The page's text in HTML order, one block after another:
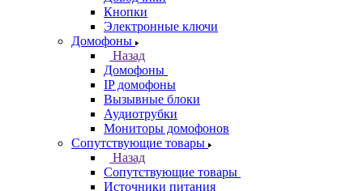
Кнопки
Электронные ключи
Домофоны
Назад
Домофоны
IP домофоны
Вызывные блоки
Аудиотрубки
Мониторы домофонов
Сопутствующие товары
Назад
Сопутствующие товары
Источники питания